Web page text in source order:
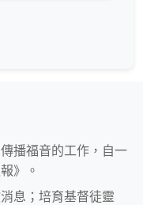
播福音的工作，自一
》。
息；培育基督徒靈